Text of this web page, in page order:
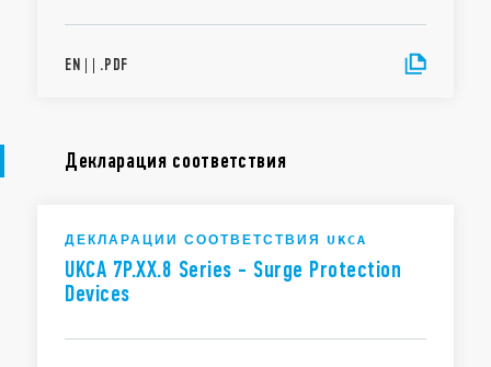
EN | | .PDF
Декларация соответствия
ДЕКЛАРАЦИИ СООТВЕТСТВИЯ UKCA
UKCA 7P.XX.8 Series - Surge Protection
Devices